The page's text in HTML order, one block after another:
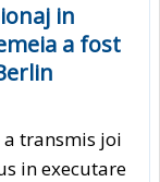
in
a fost
transmis joi
in executare